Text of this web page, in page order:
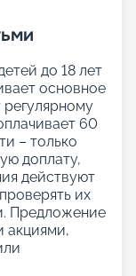
до 18 лет
основное
60
– только
доплату,
действуют
их
Предложение
акциями,